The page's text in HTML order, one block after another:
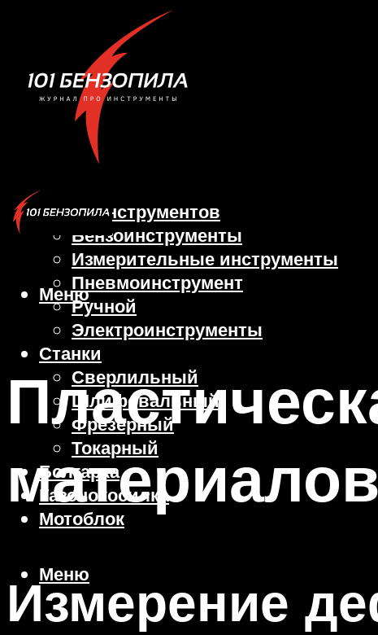
Виды инструментов
Бензоинструменты
Измерительные инструменты
Пневмоинструмент
Ручной
Электроинструменты
Станки
Сверлильный
Шлифовальный
Фрезерный
Токарный
Болгарка
Газонокосилка
Мотоблок
Меню
Меню
материалов
Измерение